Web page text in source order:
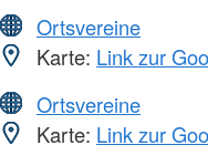
Ortsvereine
Karte: Link zur
Ortsvereine
Karte: Link zur